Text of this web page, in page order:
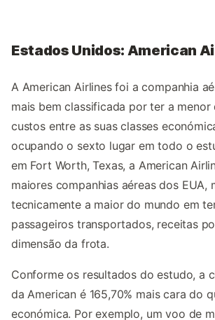
Estados Unidos: American
A American Airlines foi a companhia
mais bem classificada por ter a menor
custos entre as suas classes
ocupando o sexto lugar em todo o
em Fort Worth, Texas, a American
maiores companhias aéreas dos EUA,
tecnicamente a maior do mundo em
passageiros transportados, receitas
dimensão da frota.
Conforme os resultados do estudo, a
da American é 165,70% mais cara do
económica. Por exemplo, um voo de